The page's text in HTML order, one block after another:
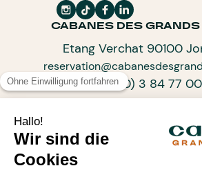
CABANES DES GRANDS
Etang Verchat 90100
+33 (0) 3 84 77 00
ABONNIEREN SIE UNSEREN